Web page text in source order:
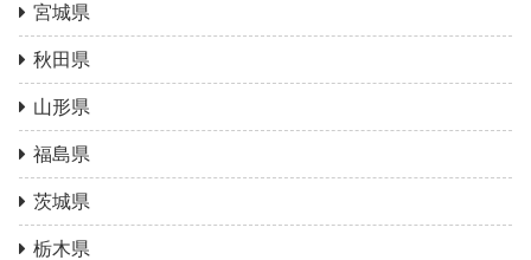
宮城県
秋田県
山形県
福島県
茨城県
栃木県